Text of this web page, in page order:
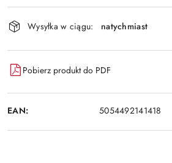
Dostępność
i
dostawa
Wysyłka w ciągu: natychmiast
Pobierz produkt do PDF
EAN: 5054492141418